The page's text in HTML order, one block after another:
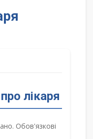
лікаря
Обов'язкові